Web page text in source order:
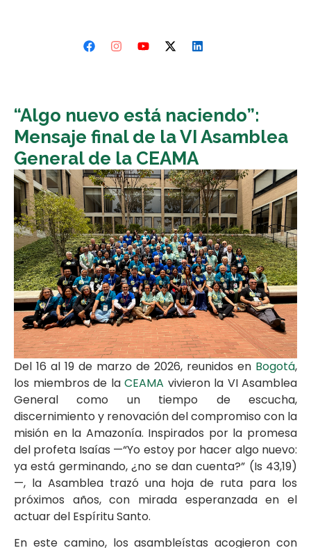
“Algo nuevo está naciendo”:
Mensaje final de la VI Asamblea
General de la CEAMA
Del 16 al 19 de marzo de 2026, reunidos en Bogotá,
los miembros de la CEAMA vivieron la VI Asamblea
General como un tiempo de escucha,
discernimiento y renovación del compromiso con la
misión en la Amazonía. Inspirados por la promesa
del profeta Isaías —“Yo estoy por hacer algo nuevo:
ya está germinando, ¿no se dan cuenta?” (Is 43,19)
—, la Asamblea trazó una hoja de ruta para los
próximos años, con mirada esperanzada en el
actuar del Espíritu Santo.
En este camino, los asambleístas acogieron con